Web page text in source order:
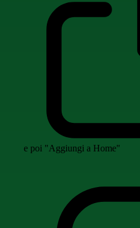
e poi "Aggiungi a Home"